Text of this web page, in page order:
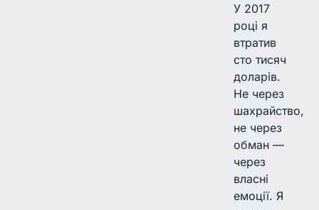
У 2017
році я
втратив
сто тисяч
доларів.
Не через
шахрайство,
не через
обман —
через
власні
емоції. Я